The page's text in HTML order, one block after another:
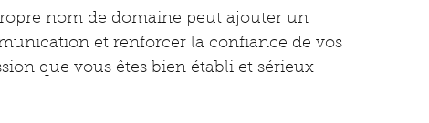
nom de domaine peut ajouter un
et renforcer la confiance de vos
que vous êtes bien établi et sérieux